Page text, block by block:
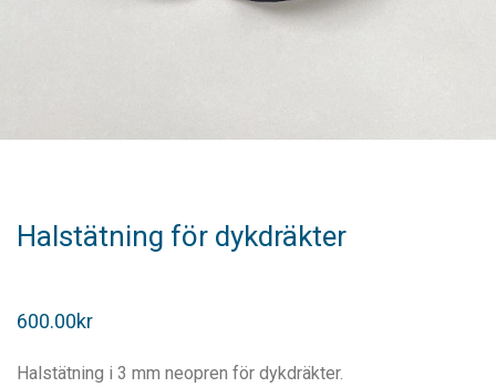
Halstätning för dykdräkter
600.00kr
Halstätning i 3 mm neopren för dykdräkter.